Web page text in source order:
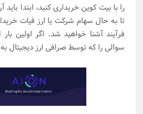
را با بیت کوین خریداری کنید، ابتدا باید
تا به حال سهام شرکت یا ارز فیات
فرآیند آشنا خواهید شد. اگر اولین
سوالی را که توسط صرافی ارز دیجیتال